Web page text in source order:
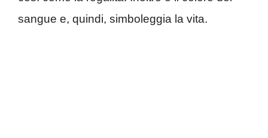
sangue e, quindi, simboleggia la vita.